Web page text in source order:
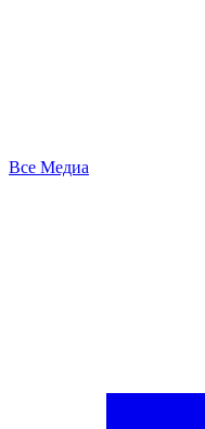
Все Медиа